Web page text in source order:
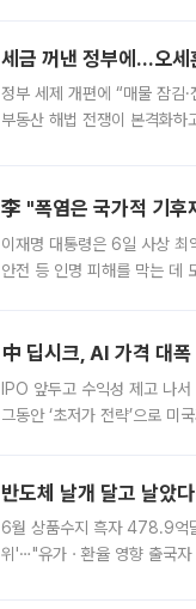
세금 꺼낸 정부에…오세
정부 세제 개편에 “매물 잠김
부동산 해법 전쟁이 본격화하
李 "폭염은 국가적 기후
이재명 대통령은 6일 사상 최
안전 등 인명 피해를 막는 데
中 딥시크, AI 가격 대
IPO 앞두고 수익성 제고 나
그동안 ‘초저가 전략’으로 미
반도체 날개 달고 날았
6월 상품수지 흑자 478.9억
위'⋯"유가ㆍ환율 영향 출국자